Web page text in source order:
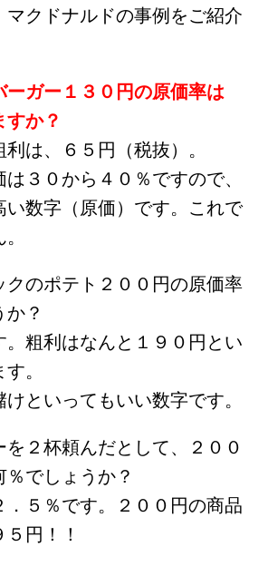
クドナルドの事例をご紹介
ーガー１３０円の原価率は
か？
は、６５円（税抜）。
３０から４０％ですので、
い数字（原価）です。これで
クのポテト２００円の原価率
？
粗利はなんと１９０円とい
。
といってもいい数字です。
２杯頼んだとして、２００
でしょうか？
．５％です。２００円の商品
円！！